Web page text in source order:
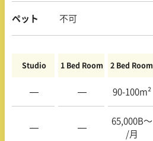
ペット 不可
Studio 1 Bed Room 2 Bed Room
— — 90-100m²
— —
65,000B〜
/月